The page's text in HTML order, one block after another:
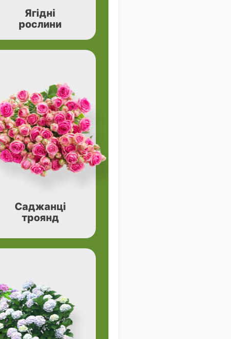
Ягідні
рослини
Саджанці
троянд